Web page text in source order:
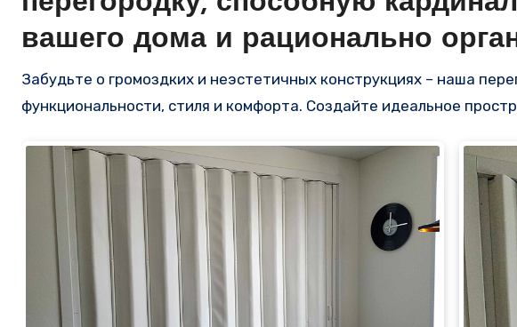
вашего дома и рационально
Забудьте о громоздких и неэстетичных конструкциях – наша перегородка воплощает в себе идеальное сочетание
функциональности, стиля и комфорта. Создайте идеальное